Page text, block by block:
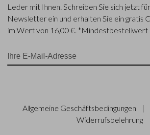
Leder mit Ihnen. Schreiben Sie sich jetzt
Newsletter ein und erhalten Sie ein gratis
im Wert von 16,00 €. *Mindestbestellwert
Allgemeine Geschäftsbedingungen |
Widerrufsbelehrung